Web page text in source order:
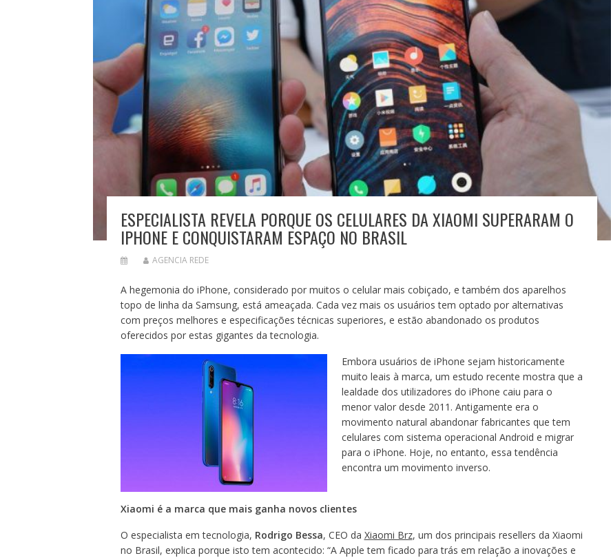
ESPECIALISTA REVELA PORQUE OS CELULARES DA XIAOMI SUPERARAM O
IPHONE E CONQUISTARAM ESPAÇO NO BRASIL
AGENCIA REDE
A hegemonia do iPhone, considerado por muitos o celular mais cobiçado, e também dos aparelhos
topo de linha da Samsung, está ameaçada. Cada vez mais os usuários tem optado por alternativas
com preços melhores e especificações técnicas superiores, e estão abandonado os produtos
oferecidos por estas gigantes da tecnologia.
Embora usuários de iPhone sejam historicamente
muito leais à marca, um estudo recente mostra que a
lealdade dos utilizadores do iPhone caiu para o
menor valor desde 2011. Antigamente era o
movimento natural abandonar fabricantes que tem
celulares com sistema operacional Android e migrar
para o iPhone. Hoje, no entanto, essa tendência
encontra um movimento inverso.
Xiaomi é a marca que mais ganha novos clientes
O especialista em tecnologia, Rodrigo Bessa, CEO da Xiaomi Brz, um dos principais resellers da Xiaomi
no Brasil, explica porque isto tem acontecido: “A Apple tem ficado para trás em relação a inovações e